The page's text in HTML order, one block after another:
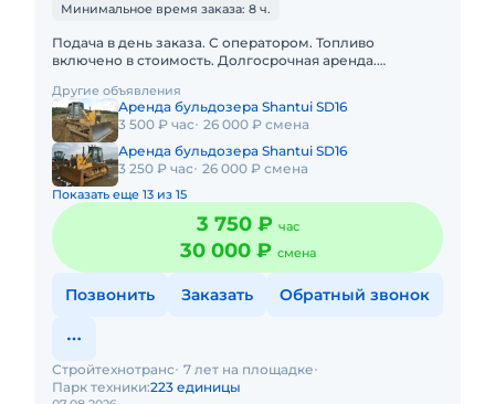
Минимальное время заказа: 8 ч.
Подача в день заказа. С оператором. Топливо
включено в стоимость. Долгосрочная аренда.
Техника с малой наработк
Другие объявления
Аренда бульдозера Shantui SD16
3 500 ₽ час 26 000 ₽ смена
Аренда бульдозера Shantui SD16
3 250 ₽ час 26 000 ₽ смена
Показать еще 13 из 15
3 750 ₽ час
30 000 ₽ смена
Позвонить Заказать Обратный звонок
Стройтехнотранс 7 лет на площадке
Парк техники:223 единицы